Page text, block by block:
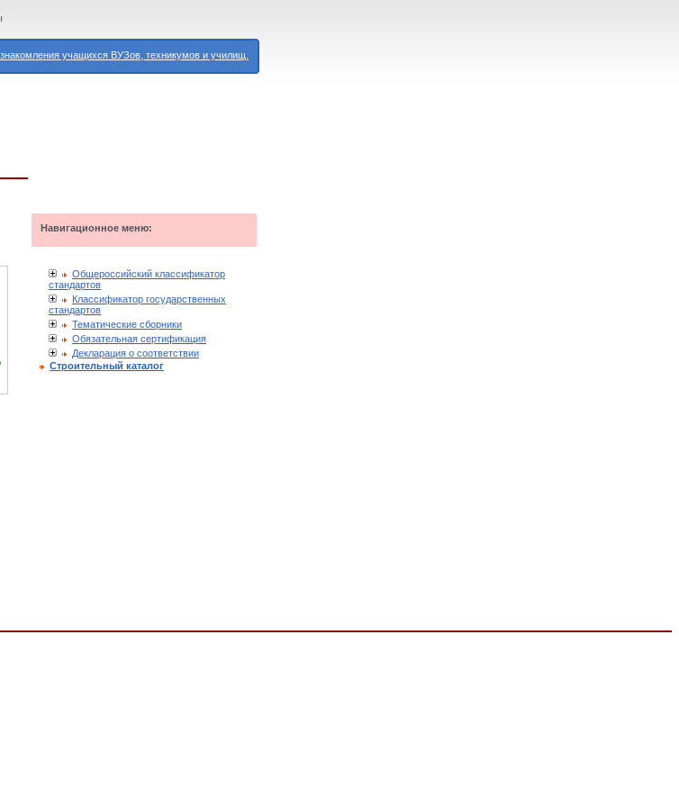
учащихся ВУЗов, техникумов и училищ.
Навигационное меню:
Общероссийский классификатор
стандартов
Классификатор государственных
стандартов
Тематические сборники
Обязательная сертификация
Декларация о соответствии
Строительный каталог
изделия, Текстильные и кожевенные материалы и изделия, Классификатор государственных стандартов,